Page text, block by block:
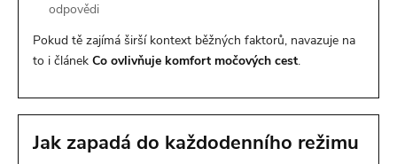
odpovědi
Pokud tě zajímá širší kontext běžných faktorů, navazuje na
to i článek Co ovlivňuje komfort močových cest.
Jak zapadá do každodenního režimu